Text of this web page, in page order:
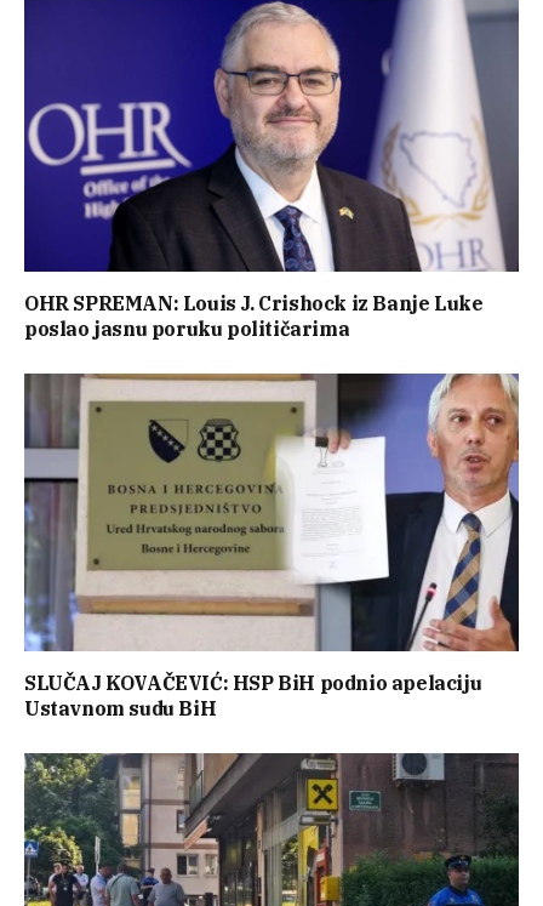
OHR SPREMAN: Louis J. Crishock iz Banje Luke
poslao jasnu poruku političarima
SLUČAJ KOVAČEVIĆ: HSP BiH podnio apelaciju
Ustavnom sudu BiH